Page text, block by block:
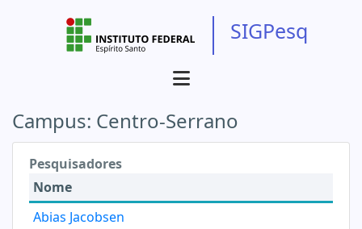
SIGPesq
Campus: Centro-Serrano
Pesquisadores
Nome
Abias Jacobsen